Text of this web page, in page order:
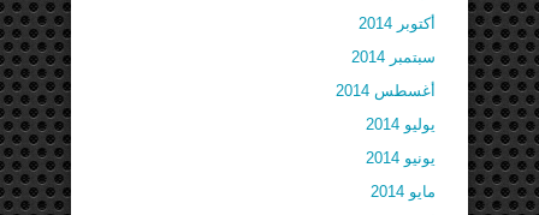
أكتوبر 2014
سبتمبر 2014
أغسطس 2014
يوليو 2014
يونيو 2014
مايو 2014